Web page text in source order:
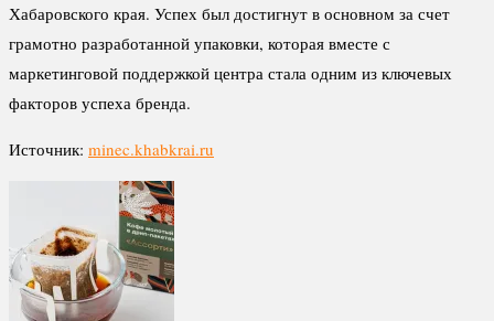
Хабаровского края. Успех был достигнут в основном за счет
грамотно разработанной упаковки, которая вместе с
маркетинговой поддержкой центра стала одним из ключевых
факторов успеха бренда.
Источник: minec.khabkrai.ru